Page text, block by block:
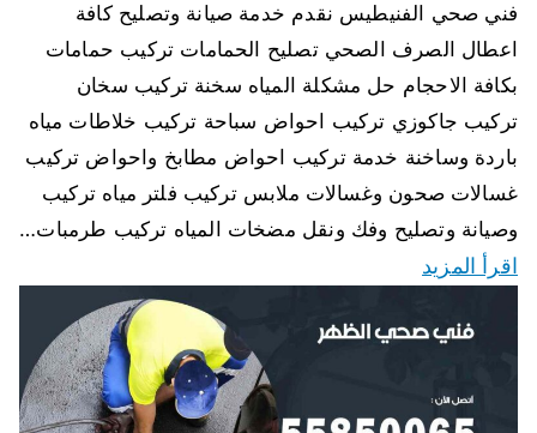
فني صحي الفنيطيس نقدم خدمة صيانة وتصليح كافة
اعطال الصرف الصحي تصليح الحمامات تركيب حمامات
بكافة الاحجام حل مشكلة المياه سخنة تركيب سخان
تركيب جاكوزي تركيب احواض سباحة تركيب خلاطات مياه
باردة وساخنة خدمة تركيب احواض مطابخ واحواض تركيب
غسالات صحون وغسالات ملابس تركيب فلتر مياه تركيب
وصيانة وتصليح وفك ونقل مضخات المياه تركيب طرمبات…
اقرأ المزيد